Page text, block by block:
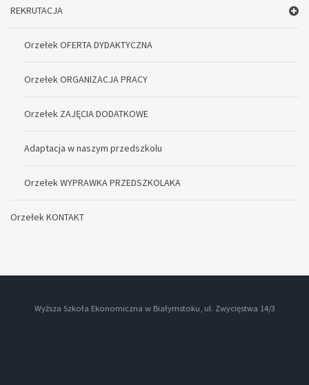
REKRUTACJA
Orzełek OFERTA DYDAKTYCZNA
Orzełek ORGANIZACJA PRACY
Orzełek ZAJĘCIA DODATKOWE
Adaptacja w naszym przedszkolu
Orzełek WYPRAWKA PRZEDSZKOLAKA
Orzełek KONTAKT
Wyższa Szkoła Ekonomiczna w Białymstoku, ul. Zwycięstwa 14/3